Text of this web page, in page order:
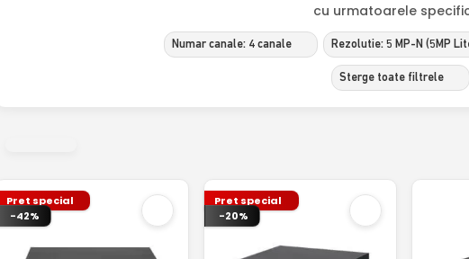
cu urmatoarele
Numar canale: 4 canale Rezolutie: 5 MP-N (5MP
Sterge toate filtrele
Pret special
-42%
Pret special
-20%